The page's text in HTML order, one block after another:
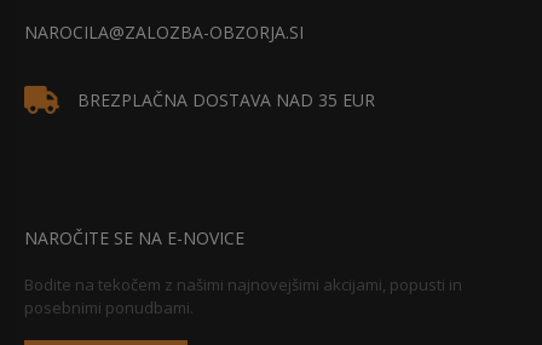
NAROCILA@ZALOZBA-OBZORJA.SI
BREZPLAČNA DOSTAVA NAD 35 EUR
NAROČITE SE NA E-NOVICE
Bodite na tekočem z našimi najnovejšimi akcijami, popusti in
posebnimi ponudbami.